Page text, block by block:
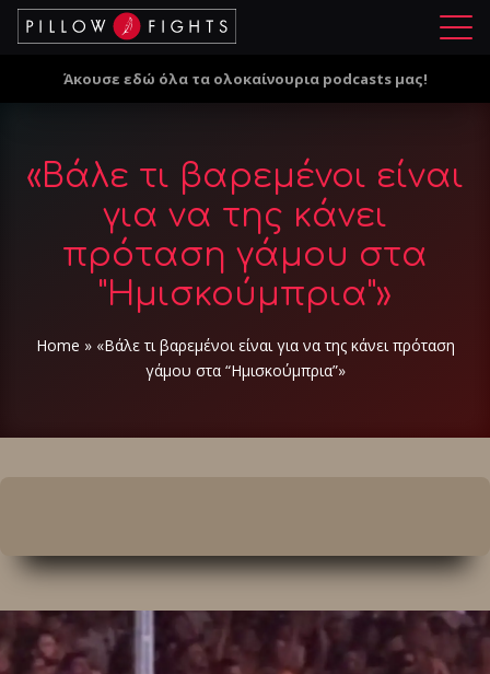
Μ
ο
Άκουσε εδώ όλα τα ολοκαίνουρια podcasts μας!
«Βάλε τι βαρεμένοι είναι
για να της κάνει
πρόταση γάμου στα
"Ημισκούμπρια"»
Home » «Βάλε τι βαρεμένοι είναι για να της κάνει πρόταση
γάμου στα “Ημισκούμπρια”»